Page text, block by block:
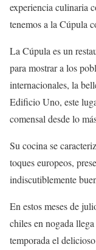
experiencia culinaria
tenemos a la Cúpula
La Cúpula es un
para mostrar a los
internacionales, la
Edificio Uno, este
comensal desde lo
Su cocina se
toques europeos,
indiscutiblemente
En estos meses de
chiles en nogada
temporada el